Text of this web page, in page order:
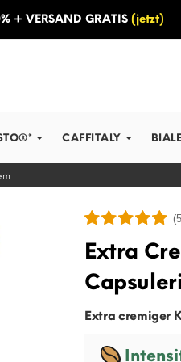
+ VERSAND GRATIS (jetzt)
CAFFITALY
Extra
Extra cremiger